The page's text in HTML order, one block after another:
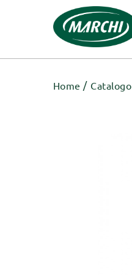
Home Catalogo